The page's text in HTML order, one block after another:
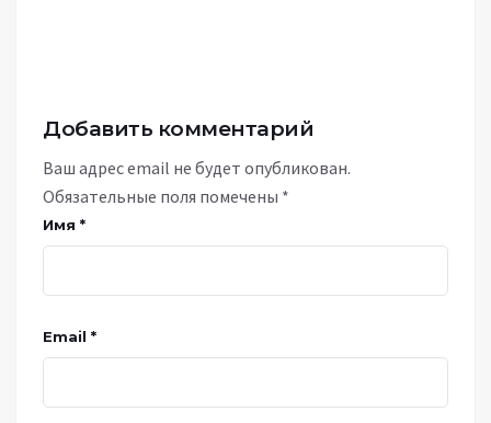
Добавить комментарий
Ваш адрес email не будет опубликован.
Обязательные поля помечены *
Имя *
Email *